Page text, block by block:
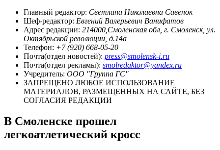
Главный редактор: Светлана Николаевна Савенок
Шеф-редактор: Евгений Валерьевич Ванифатов
Адрес редакции: 214000,Смоленская обл, г. Смоленск, ул.
Октябрьской революции, д.14а
Телефон: +7 (920) 668-05-20
Почта(отдел новостей): press@smolensk-i.ru
Почта(отдел рекламы): smolredaktor@yandex.ru
Учредитель: ООО "Группа ГС"
ЗАПРЕЩЕНО ЛЮБОЕ ИСПОЛЬЗОВАНИЕ
МАТЕРИАЛОВ, РАЗМЕЩЕННЫХ НА САЙТЕ, БЕЗ
СОГЛАСИЯ РЕДАКЦИИ
В Смоленске прошел
легкоатлетический кросс